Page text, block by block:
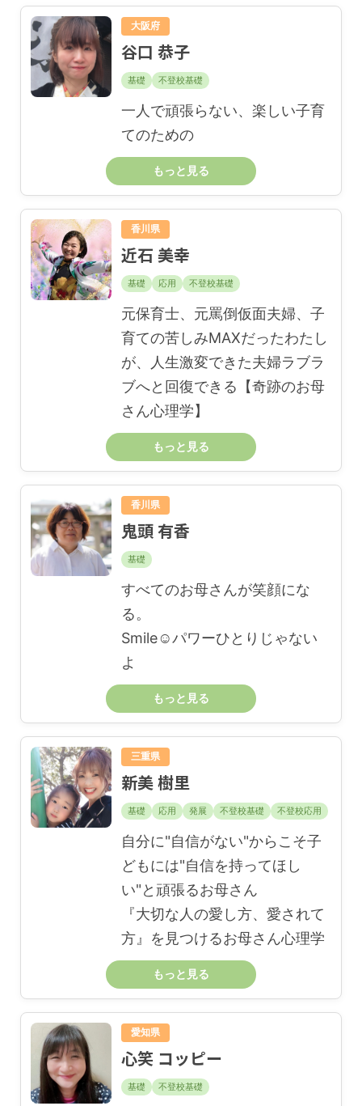
大阪府
谷口 恭子
基礎 不登校基礎
一人で頑張らない、楽しい子育
てのための
もっと見る
香川県
近石 美幸
基礎 応用 不登校基礎
元保育士、元罵倒仮面夫婦、子
育ての苦しみMAXだったわたし
が、人生激変できた夫婦ラブラ
ブへと回復できる【奇跡のお母
さん心理学】
もっと見る
香川県
鬼頭 有香
基礎
すべてのお母さんが笑顔にな
る。
Smile☺パワーひとりじゃない
よ
もっと見る
三重県
新美 樹里
基礎 応用 発展 不登校基礎 不登校応用
自分に"自信がない"からこそ子
どもには"自信を持ってほし
い"と頑張るお母さん
『大切な人の愛し方、愛されて
方』を見つけるお母さん心理学
もっと見る
愛知県
心笑 コッピー
基礎 不登校基礎